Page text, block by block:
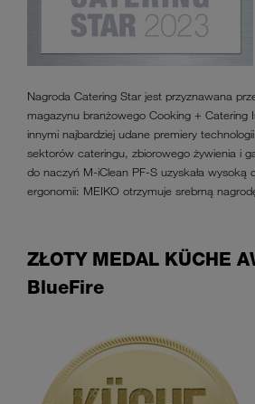
Nagroda Catering Star jest przyznawana
magazynu branżowego Cooking + Catering
innymi najbardziej udane premiery
sektorów cateringu, zbiorowego żywienia i
do naczyń M-iClean PF-S uzyskała wysoką
ergonomii: MEIKO otrzymuje srebrną
ZŁOTY MEDAL KÜCHE
BlueFire